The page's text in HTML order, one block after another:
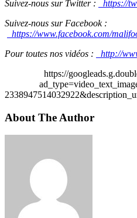
Suivez-nous sur Twitter :
https://
Suivez-nous sur Facebook :
https://www.facebook.com/
Pour toutes nos vidéos :
http://
https://
About The Author